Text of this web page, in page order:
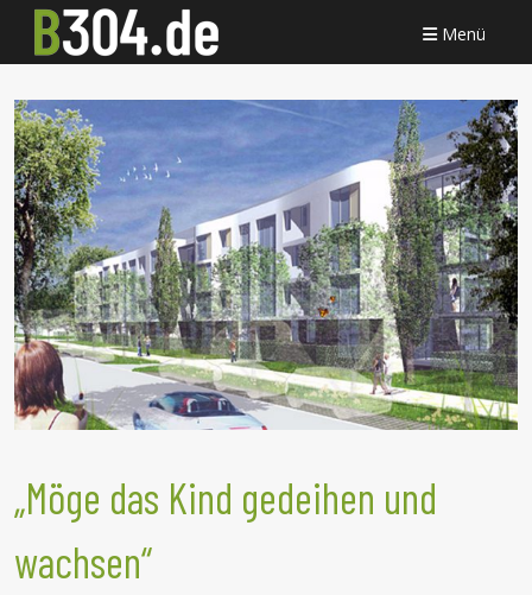
Menü
„Möge das Kind gedeihen und
wachsen“